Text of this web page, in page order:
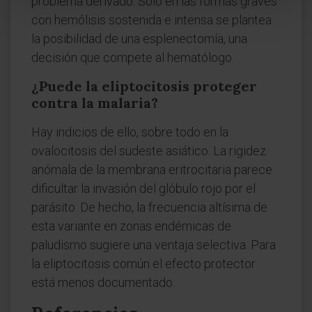
con hemólisis sostenida e intensa se plantea
la posibilidad de una esplenectomía, una
decisión que compete al hematólogo.
¿Puede la eliptocitosis proteger
contra la malaria?
Hay indicios de ello, sobre todo en la
ovalocitosis del sudeste asiático. La rigidez
anómala de la membrana eritrocitaria parece
dificultar la invasión del glóbulo rojo por el
parásito. De hecho, la frecuencia altísima de
esta variante en zonas endémicas de
paludismo sugiere una ventaja selectiva. Para
la eliptocitosis común el efecto protector
está menos documentado.